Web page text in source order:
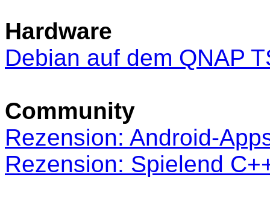
Hardware
Debian auf dem QNAP
Community
Rezension: Android-
Rezension: Spielend